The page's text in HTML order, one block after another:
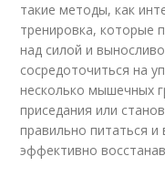
такие методы, как
тренировка, которые
над силой и
сосредоточиться на
несколько мышечных
приседания или
правильно питаться
эффективно